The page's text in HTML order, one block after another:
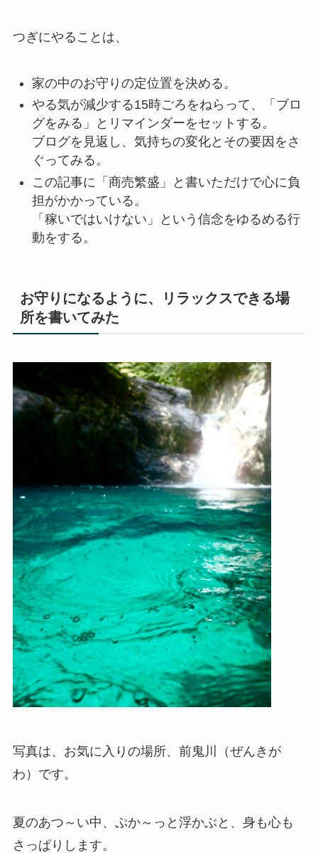
つぎにやることは、
家の中のお守りの定位置を決める。
やる気が減少する15時ごろをねらって、「ブロ
グをみる」とリマインダーをセットする。
ブログを見返し、気持ちの変化とその要因をさ
ぐってみる。
この記事に「商売繁盛」と書いただけで心に負
担がかかっている。
「稼いではいけない」という信念をゆるめる行
動をする。
お守りになるように、リラックスできる場
所を書いてみた
写真は、お気に入りの場所、前鬼川（ぜんきが
わ）です。
夏のあつ～い中、ぷか～っと浮かぶと、身も心も
さっぱりします。